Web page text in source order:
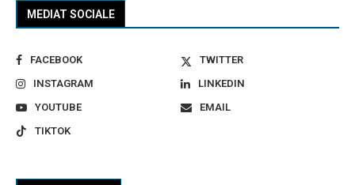
MEDIAT SOCIALE
FACEBOOK
TWITTER
INSTAGRAM
LINKEDIN
YOUTUBE
EMAIL
TIKTOK